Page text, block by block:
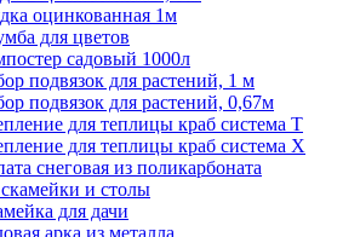
оцинкованная 1м
для цветов
садовый 1000л
подвязок для растений, 1 м
подвязок для растений, 0,67м
для теплицы краб система Т
для теплицы краб система Х
снеговая из поликарбоната
и столы
для дачи
арка из металла